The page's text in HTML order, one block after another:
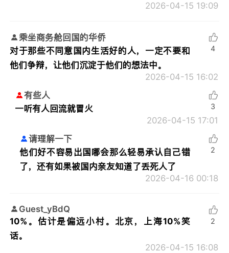
2026-04-15 19:09
乘坐商务舱回国的华侨
对于那些不同意国内生活好的人，一定不要和
他们争辩，让他们沉淀于他们的想法中。
2026-04-15 16:02
4
有些人
一听有人回流就冒火
2026-04-15 17:01
3
请理解一下
他们好不容易出国哪会那么轻易承认自己错
了，还有如果被国内亲友知道了丢死人了
2026-04-16 00:18
2
Guest_yBdQ
10%。估计是偏远小村。北京，上海10%笑
话。
2026-04-15 16:08
2